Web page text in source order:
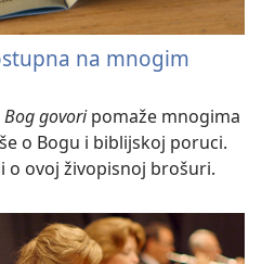
na mnogim
govoripomaže mnogima
o Bogu i biblijskoj poruci.
o ovoj živopisnoj brošuri.